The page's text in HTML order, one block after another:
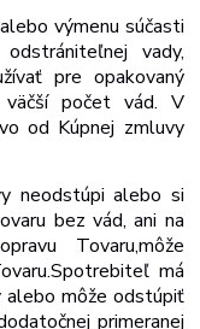
výmenu súčasti
vady,
pre opakovaný
počet vád. V
od Kúpnej zmluvy
neodstúpi alebo si
bez vád, ani na
Tovaru,môže
Spotrebiteľ má
alebo môže odstúpiť
primeranej